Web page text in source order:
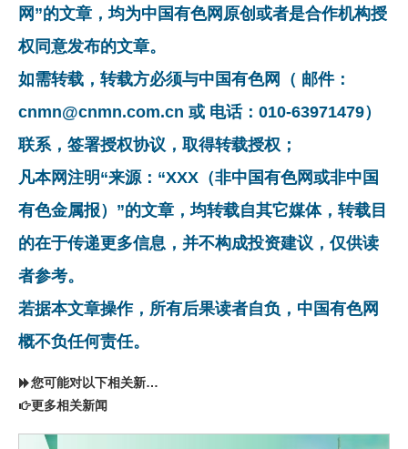
网”的文章，均为中国有色网原创或者是合作机构授
权同意发布的文章。
如需转载，转载方必须与中国有色网（ 邮件：
cnmn@cnmn.com.cn 或 电话：010-63971479）
联系，签署授权协议，取得转载授权；
凡本网注明“来源：“XXX（非中国有色网或非中国
有色金属报）”的文章，均转载自其它媒体，转载目
的在于传递更多信息，并不构成投资建议，仅供读
者参考。
若据本文章操作，所有后果读者自负，中国有色网
概不负任何责任。
您可能对以下相关新闻同样感兴趣
更多相关新闻